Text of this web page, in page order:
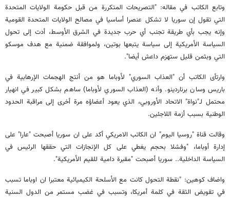
وتابع الكاتب في مقاله: "التصريحات المتكررة من قبل حكومة الولايات المتحدة
التي تقول إن سوريا لا تشكل عنصرا أساسيا في مصالح الولايات المتحدة القومية
وإنه يجب بأي طريقة تجنب أي حرب جديدة في الشرق الأوسط، أدت إلى تحول
السياسة الأمريكية إلى سياسة يتبعها بوتين، ولموافقة ضمنية مع هدف موسكو
التي وبثمن قليل ستهزم داعش أيضا".
وارتأى الكاتب أن "العذاب السوري" لأوباما هو من أنتج الهجمات الإرهابية في
باريس وسان برناردينو. وأنه (العذاب السوري لأوباما) ساهم بشكل كبير في انهيار
محتمل لـ"نواة" الاتحاد الأوروبي، الذي يعود أعضاؤه مرة أخرى إلى مراقبة الحدود
الوطنية بسبب أزمة اللاجئين.
وقالت قناة "روسيا اليوم" ان الكاتب الامريكي أكد على ان سوريا أصبحت "عارا" على
إدارة أوباما، "وفشلا بحجم يغطي على كل الإنجازات التي حققها الرئيس في
السياسة الداخلية.. سوريا أصبحت "مقبرة دامية للقيم الأمريكية".
واضاف كوهين: "نقطة التحول كانت مع الأسلحة الكيميائية معتبرا ان اوباما تسبب
في تقويض الثقة في كلمة أمريكا، وتسبب في غضب مستمر من الدول السنية